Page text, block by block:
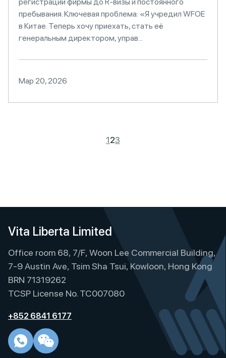
пребывания. Ключевая проблема: «Я учредил WFOE
в Китае. Теперь хочу приехать, стать её
генеральным директором, управ...
Мар 20, 2026
123
Vita Liberta Limited
Office room 68, 7/F, Woon Lee Commercial Building,
7-9 Austin Ave, Tsim Sha Tsui, Kowloon, Hong Kong
BRN 71319262
TCSP License No. TC007080
+852 6841 6177